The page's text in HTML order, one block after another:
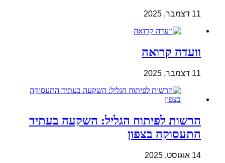
11 דצמבר, 2025
וועדה קרואה
11 דצמבר, 2025
הרשות לפיתוח הגליל: השקעה בעתיד
התעסוקה בצפון
14 אוגוסט, 2025